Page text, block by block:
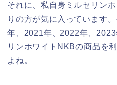
それに、私自身ミルセリン
りの方が気に入っています
年、2021年、2022年、
リンホワイトNKBの商品を
よね。